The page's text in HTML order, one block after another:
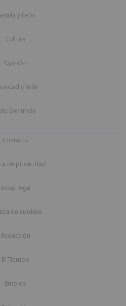
y León
Cultura
Opinión
y Vida
Denuncia
Contacto
de privacidad
Aviso legal
de cookies
Redacción
El Tiempo
Empleo